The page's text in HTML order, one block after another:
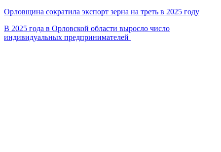
Орловщина сократила экспорт зерна на треть в 2025 году
В 2025 года в Орловской области выросло число
индивидуальных предпринимателей